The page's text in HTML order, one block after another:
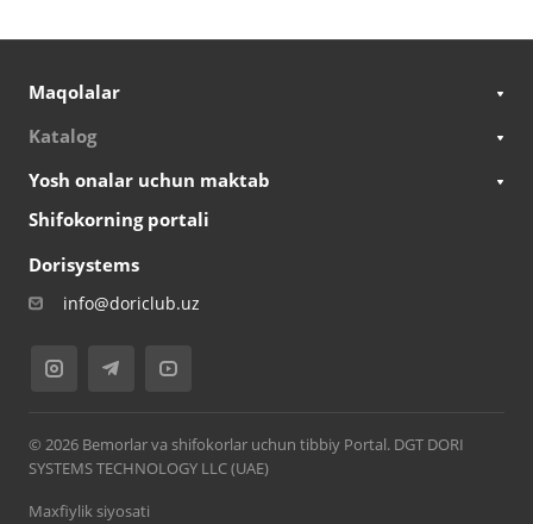
Maqolalar
Katalog
Yosh onalar uchun maktab
Shifokorning portali
Dorisystems
info@doriclub.uz
© 2026 Bemorlar va shifokorlar uchun tibbiy Portal. DGT DORI
SYSTEMS TECHNOLOGY LLC (UAE)
Maxfiylik siyosati